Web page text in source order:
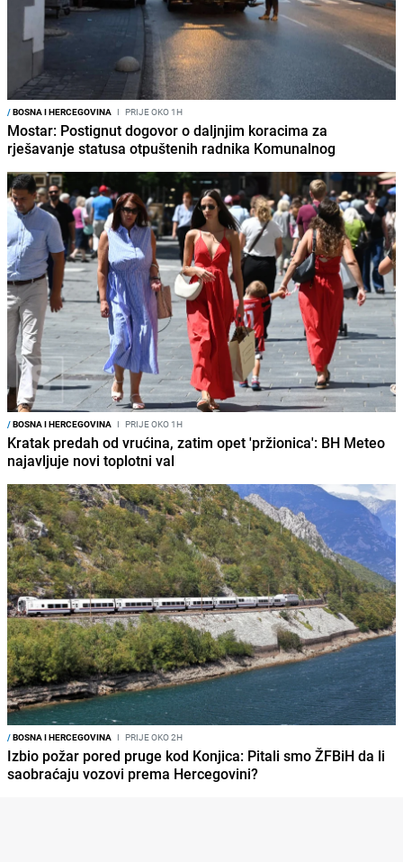
/BOSNA I HERCEGOVINA I PRIJE OKO 1H
Mostar: Postignut dogovor o daljnjim koracima za
rješavanje statusa otpuštenih radnika Komunalnog
/BOSNA I HERCEGOVINA I PRIJE OKO 1H
Kratak predah od vrućina, zatim opet 'pržionica': BH Meteo
najavljuje novi toplotni val
/BOSNA I HERCEGOVINA I PRIJE OKO 2H
Izbio požar pored pruge kod Konjica: Pitali smo ŽFBiH da li
saobraćaju vozovi prema Hercegovini?